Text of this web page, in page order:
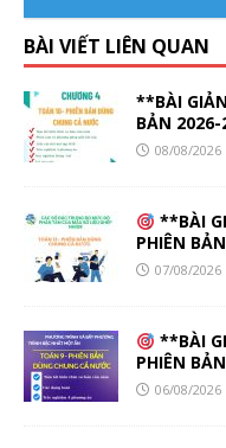
BÀI VIẾT LIÊN QUAN
**BÀI
BẢN
08/08/2026
**BÀI
PHIÊN
07/08/2026
**BÀI
PHIÊN
06/08/2026